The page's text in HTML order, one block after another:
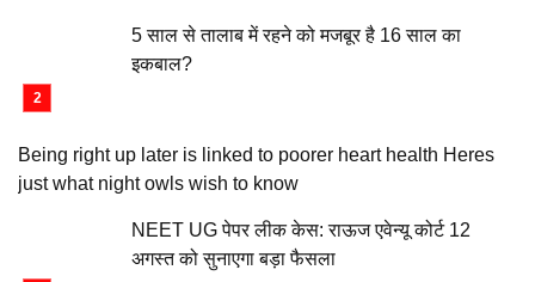
5 साल से तालाब में रहने को मजबूर है 16 साल का
इकबाल?
Being right up later is linked to poorer heart health Heres
just what night owls wish to know
NEET UG पेपर लीक केस: राऊज एवेन्यू कोर्ट 12
अगस्त को सुनाएगा बड़ा फैसला